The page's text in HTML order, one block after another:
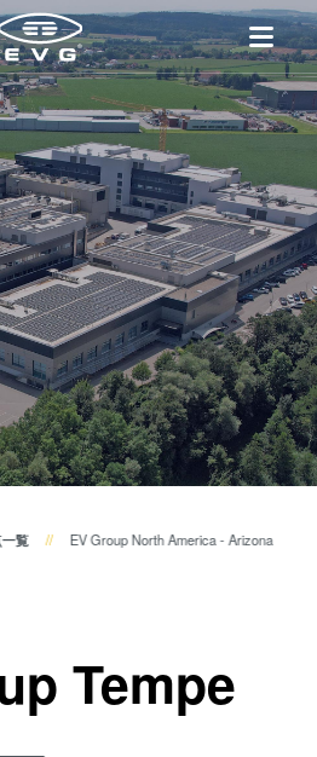
リソグラフィ装置
ナノインプリント・リソグラ
フィ（NIL）装置
ウェーハ接合装置
検査・計測装置
プロセス開発サービス
IR LayerRelease™ 技術
MLE™ マスクレス・リソグ
ラフィ
ナノインプリント・リソグラ
フィ（NIL） - SmartNIL®
ウェーハレベル・オプティク
ス（WLO）
光リソグラフィ
レジストプロセス
共晶接合
フュージョン/ハイブリッド接
About EVG
拠点一覧
ニュース
展示会・セミナー
サプライヤーおよびパートナ
ー企業
R&D Projects
INSIDER-Jobs
EVGでのお仕事
EVGライフ
INSIDER
How do I become an Insider?
覧 EV Group North America - Arizona
Tempe